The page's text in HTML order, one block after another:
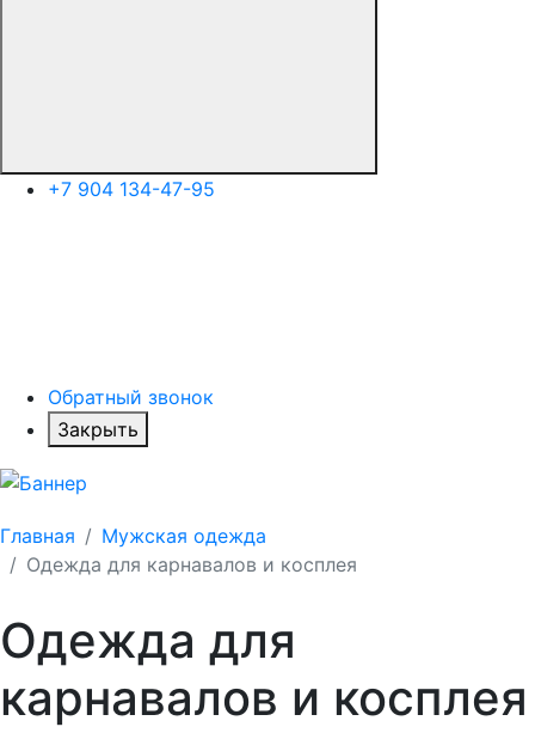
+7 904 134-47-95
Обратный звонок
Закрыть
Главная
Мужская одежда
Одежда для карнавалов и косплея
Одежда для
карнавалов и косплея